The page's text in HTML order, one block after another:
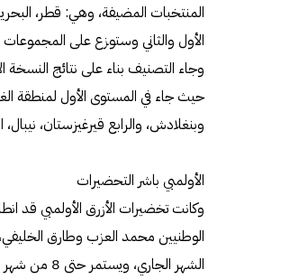
المنتخبات المضيفة، وهي: قطر،
الأول والثاني وستوزع على
حيث جاء في المستوى الأول لمنطقة
وبنغلادش، والرابع قيرغيزستان،
الأولمبي باشر التحضيرات
وكانت تخضيرات الأزرق الأولمبي
الشهر الجاري، ويستمر حتى 8 من شهر أغسطس المقبل.